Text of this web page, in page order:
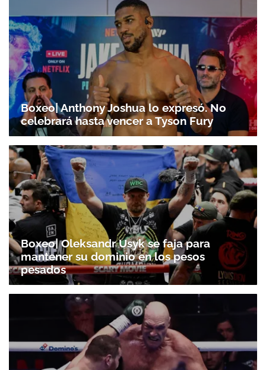
Boxeo| Anthony Joshua lo expresó. No
celebrará hasta vencer a Tyson Fury
Boxeo| Oleksandr Usyk se faja para
mantener su dominio en los pesos
pesados